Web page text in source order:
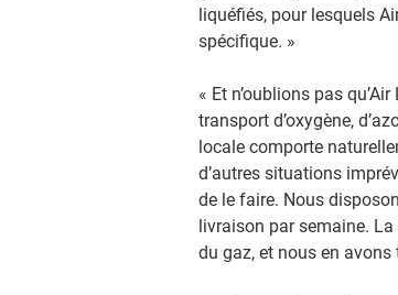
liquéfiés, pour lesquels
spécifique. »
« Et n’oublions pas
transport d’oxygène,
locale comporte
d’autres situations
de le faire. Nous
livraison par semaine.
du gaz, et nous en